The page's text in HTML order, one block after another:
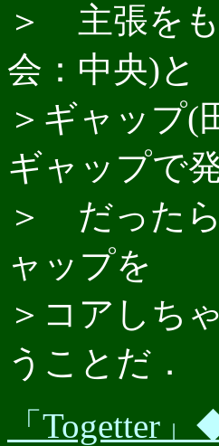
＞ 主張を
会：中央)と
＞ギャップ(
ギャップで
＞ だった
ャップを
＞コアしち
うことだ．
「Togetter